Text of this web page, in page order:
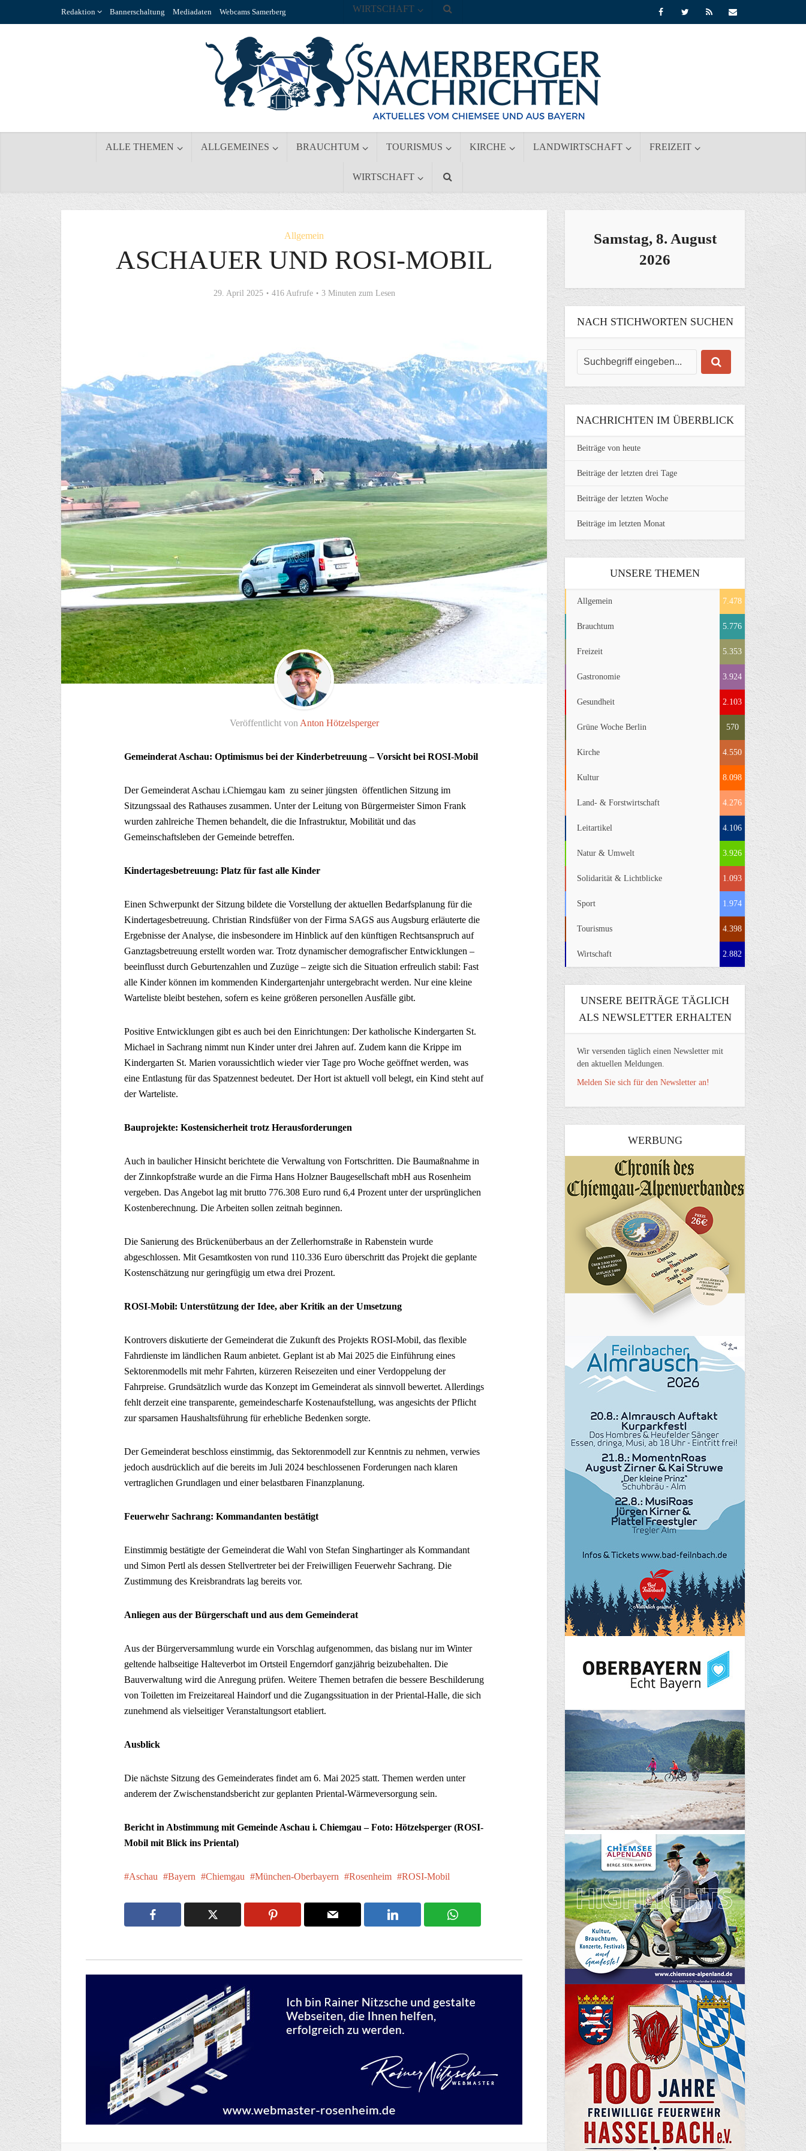
Redaktion Bannerschaltung Mediadaten Webcams Samerberg
ALLE THEMEN ALLGEMEINES BRAUCHTUM TOURISMUS KIRCHE LANDWIRTSCHAFT FREIZEIT
WIRTSCHAFT
WIRTSCHAFT
Allgemein
ASCHAUER UND ROSI-MOBIL
29. April 2025 416 Aufrufe 3 Minuten zum Lesen
Veröffentlicht von Anton Hötzelsperger
Gemeinderat Aschau: Optimismus bei der Kinderbetreuung – Vorsicht bei ROSI-Mobil
Der Gemeinderat Aschau i.Chiemgau kam zu seiner jüngsten öffentlichen Sitzung im
Sitzungssaal des Rathauses zusammen. Unter der Leitung von Bürgermeister Simon Frank
wurden zahlreiche Themen behandelt, die die Infrastruktur, Mobilität und das
Gemeinschaftsleben der Gemeinde betreffen.
Kindertagesbetreuung: Platz für fast alle Kinder
Einen Schwerpunkt der Sitzung bildete die Vorstellung der aktuellen Bedarfsplanung für die
Kindertagesbetreuung. Christian Rindsfüßer von der Firma SAGS aus Augsburg erläuterte die
Ergebnisse der Analyse, die insbesondere im Hinblick auf den künftigen Rechtsanspruch auf
Ganztagsbetreuung erstellt worden war. Trotz dynamischer demografischer Entwicklungen –
beeinflusst durch Geburtenzahlen und Zuzüge – zeigte sich die Situation erfreulich stabil: Fast
alle Kinder können im kommenden Kindergartenjahr untergebracht werden. Nur eine kleine
Warteliste bleibt bestehen, sofern es keine größeren personellen Ausfälle gibt.
Positive Entwicklungen gibt es auch bei den Einrichtungen: Der katholische Kindergarten St.
Michael in Sachrang nimmt nun Kinder unter drei Jahren auf. Zudem kann die Krippe im
Kindergarten St. Marien voraussichtlich wieder vier Tage pro Woche geöffnet werden, was
eine Entlastung für das Spatzennest bedeutet. Der Hort ist aktuell voll belegt, ein Kind steht auf
der Warteliste.
Bauprojekte: Kostensicherheit trotz Herausforderungen
Auch in baulicher Hinsicht berichtete die Verwaltung von Fortschritten. Die Baumaßnahme in
der Zinnkopfstraße wurde an die Firma Hans Holzner Baugesellschaft mbH aus Rosenheim
vergeben. Das Angebot lag mit brutto 776.308 Euro rund 6,4 Prozent unter der ursprünglichen
Kostenberechnung. Die Arbeiten sollen zeitnah beginnen.
Die Sanierung des Brückenüberbaus an der Zellerhornstraße in Rabenstein wurde
abgeschlossen. Mit Gesamtkosten von rund 110.336 Euro überschritt das Projekt die geplante
Kostenschätzung nur geringfügig um etwa drei Prozent.
ROSI-Mobil: Unterstützung der Idee, aber Kritik an der Umsetzung
Kontrovers diskutierte der Gemeinderat die Zukunft des Projekts ROSI-Mobil, das flexible
Fahrdienste im ländlichen Raum anbietet. Geplant ist ab Mai 2025 die Einführung eines
Sektorenmodells mit mehr Fahrten, kürzeren Reisezeiten und einer Verdoppelung der
Fahrpreise. Grundsätzlich wurde das Konzept im Gemeinderat als sinnvoll bewertet. Allerdings
fehlt derzeit eine transparente, gemeindescharfe Kostenaufstellung, was angesichts der Pflicht
zur sparsamen Haushaltsführung für erhebliche Bedenken sorgte.
Der Gemeinderat beschloss einstimmig, das Sektorenmodell zur Kenntnis zu nehmen, verwies
jedoch ausdrücklich auf die bereits im Juli 2024 beschlossenen Forderungen nach klaren
vertraglichen Grundlagen und einer belastbaren Finanzplanung.
Feuerwehr Sachrang: Kommandanten bestätigt
Einstimmig bestätigte der Gemeinderat die Wahl von Stefan Singhartinger als Kommandant
und Simon Pertl als dessen Stellvertreter bei der Freiwilligen Feuerwehr Sachrang. Die
Zustimmung des Kreisbrandrats lag bereits vor.
Anliegen aus der Bürgerschaft und aus dem Gemeinderat
Aus der Bürgerversammlung wurde ein Vorschlag aufgenommen, das bislang nur im Winter
geltende halbseitige Halteverbot im Ortsteil Engerndorf ganzjährig beizubehalten. Die
Bauverwaltung wird die Anregung prüfen. Weitere Themen betrafen die bessere Beschilderung
von Toiletten im Freizeitareal Haindorf und die Zugangssituation in der Priental-Halle, die sich
zunehmend als vielseitiger Veranstaltungsort etabliert.
Ausblick
Die nächste Sitzung des Gemeinderates findet am 6. Mai 2025 statt. Themen werden unter
anderem der Zwischenstandsbericht zur geplanten Priental-Wärmeversorgung sein.
Bericht in Abstimmung mit Gemeinde Aschau i. Chiemgau – Foto: Hötzelsperger (ROSI-
Mobil mit Blick ins Priental)
Aschau Bayern Chiemgau München-Oberbayern Rosenheim ROSI-Mobil
Samstag, 8. August
2026
NACH STICHWORTEN SUCHEN
NACHRICHTEN IM ÜBERBLICK
Beiträge von heute
Beiträge der letzten drei Tage
Beiträge der letzten Woche
Beiträge im letzten Monat
UNSERE THEMEN
Allgemein 7.478
Brauchtum 5.776
Freizeit 5.353
Gastronomie 3.924
Gesundheit 2.103
Grüne Woche Berlin 570
Kirche 4.550
Kultur 8.098
Land- & Forstwirtschaft 4.276
Leitartikel 4.106
Natur & Umwelt 3.926
Solidarität & Lichtblicke 1.093
Sport 1.974
Tourismus 4.398
Wirtschaft 2.882
UNSERE BEITRÄGE TÄGLICH
ALS NEWSLETTER ERHALTEN
Wir versenden täglich einen Newsletter mit
den aktuellen Meldungen.
Melden Sie sich für den Newsletter an!
WERBUNG